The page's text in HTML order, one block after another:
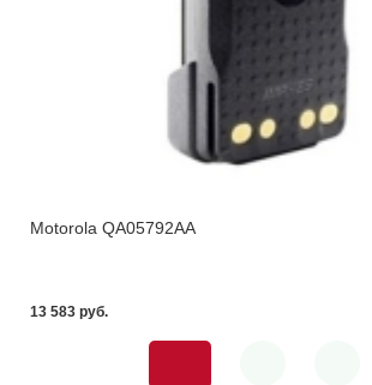
Motorola QA05792AA
13 583 pуб.